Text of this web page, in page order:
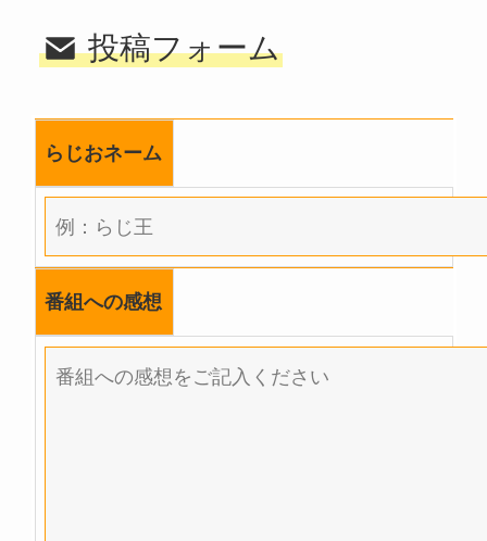
投稿フォーム
らじおネーム
番組への感想